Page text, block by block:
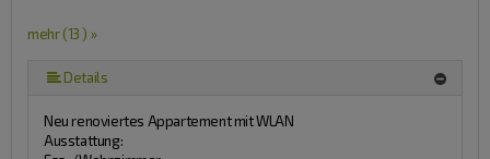
mehr (13 ) »
mehr (13 ) »
mehr (13 ) »
mehr (13 ) »
mehr (13 ) »
mehr (13 ) »
mehr (13 ) »
mehr (13 ) »
mehr (13 ) »
mehr (13 ) »
Details
Neu renoviertes Appartement mit WLAN
Ausstattung: